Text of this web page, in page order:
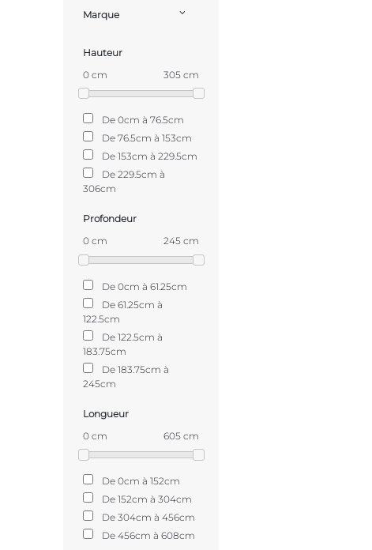
Marque
Hauteur
0 cm
305 cm
De 0cm à 76.5cm
De 76.5cm à 153cm
De 153cm à 229.5cm
De 229.5cm à
306cm
Profondeur
0 cm
245 cm
De 0cm à 61.25cm
De 61.25cm à
122.5cm
De 122.5cm à
183.75cm
De 183.75cm à
245cm
Longueur
0 cm
605 cm
De 0cm à 152cm
De 152cm à 304cm
De 304cm à 456cm
De 456cm à 608cm